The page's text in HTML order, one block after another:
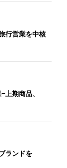
行営業を中核
上期商品、
ランドを